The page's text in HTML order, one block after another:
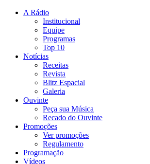
A Rádio
Institucional
Equipe
Programas
Top 10
Notícias
Receitas
Revista
Blitz Espacial
Galeria
Ouvinte
Peça sua Música
Recado do Ouvinte
Promoções
Ver promoções
Regulamento
Programação
Vídeos